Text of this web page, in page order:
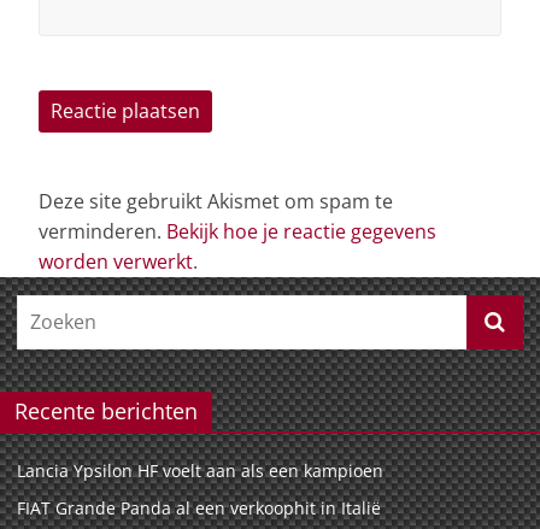
Deze site gebruikt Akismet om spam te
verminderen. Bekijk hoe je reactie gegevens
worden verwerkt.
Recente berichten
Lancia Ypsilon HF voelt aan als een kampioen
FIAT Grande Panda al een verkoophit in Italië